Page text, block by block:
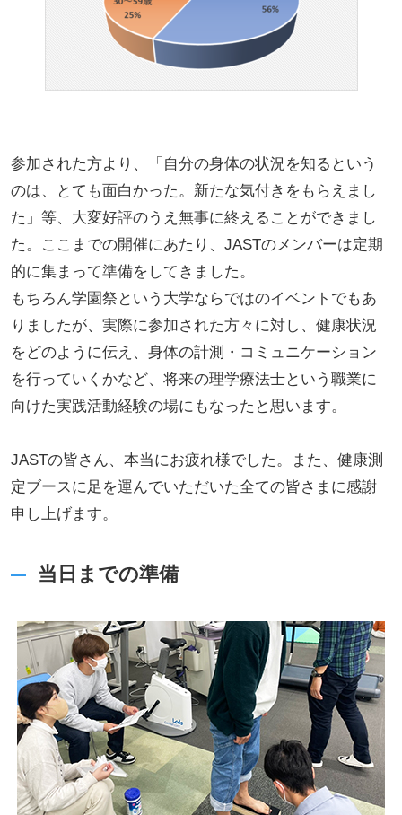
参加された方より、「自分の身体の状況を知るという
のは、とても面白かった。新たな気付きをもらえまし
た」等、大変好評のうえ無事に終えることができまし
た。ここまでの開催にあたり、JASTのメンバーは定期
的に集まって準備をしてきました。
もちろん学園祭という大学ならではのイベントでもあ
りましたが、実際に参加された方々に対し、健康状況
をどのように伝え、身体の計測・コミュニケーション
を行っていくかなど、将来の理学療法士という職業に
向けた実践活動経験の場にもなったと思います。
JASTの皆さん、本当にお疲れ様でした。また、健康測
定ブースに足を運んでいただいた全ての皆さまに感謝
申し上げます。
当日までの準備